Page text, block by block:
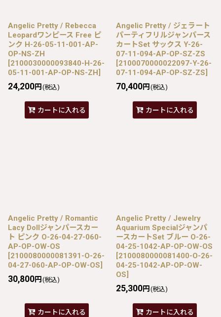
Angelic Pretty / Rebecca
Leopardワンピース Free ピ
ンク H-26-05-11-001-AP-
OP-NS-ZH
[2100030000093840-H-26-
05-11-001-AP-OP-NS-ZH]
24,200円 (税込)
カートに入れる
Angelic Pretty / ジェラート
パーティフリルジャンパース
カートSet サックス Y-26-
07-11-094-AP-OP-SZ-ZS
[2100070000022097-Y-26-
07-11-094-AP-OP-SZ-ZS]
70,400円 (税込)
カートに入れる
Angelic Pretty / Romantic
Lacy Dollジャンパースカー
ト ピンク O-26-04-27-060-
AP-OP-OW-OS
[2100080000081391-O-26-
04-27-060-AP-OP-OW-OS]
30,800円 (税込)
カートに入れる
Angelic Pretty / Jewelry
Aquarium Specialジャンパ
ースカートSet ブルー O-26-
04-25-1042-AP-OP-OW-OS
[2100080000081400-O-26-
04-25-1042-AP-OP-OW-
OS]
25,300円 (税込)
カートに入れる